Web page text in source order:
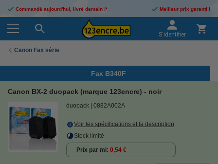
Commandé aujourd'hui, livré demain !* Meilleur prix garanti !
S'identifier
Canon Fax série
Fax B340F
Canon BX-2 duopack (marque 123encre) - noir
duopack 0882A002A
Voir les spécifications et la description
Stock limité
Prix par ml 0,54 €